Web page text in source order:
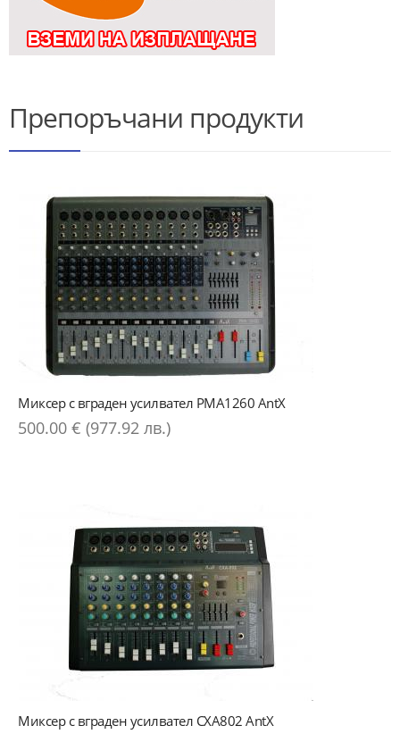
Препоръчани продукти
Миксер с вграден усилвател PMA1260 AntX
500.00 € (977.92 лв.)
Миксер с вграден усилвател CXA802 AntX